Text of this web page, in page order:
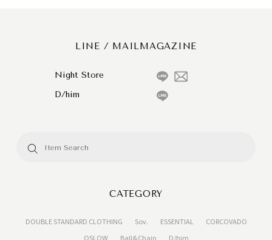
LINE / MAILMAGAZINE
Night Store
D/him
CATEGORY
DOUBLE STANDARD CLOTHING Sov. ESSENTIAL
CORCOVADO
OSLOW
Ball&Chain
D/him